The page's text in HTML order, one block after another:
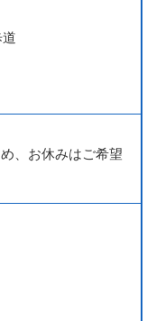
、お休みはご希望